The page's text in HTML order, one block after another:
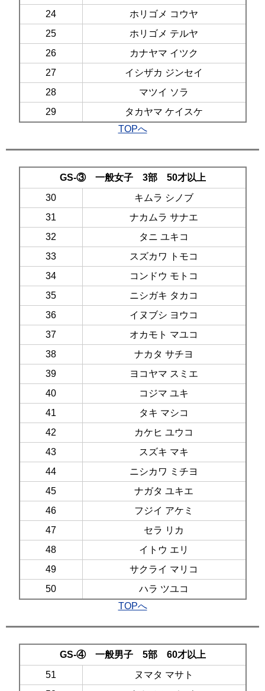
24
ホリゴメ コウヤ
25
ホリゴメ テルヤ
26
カナヤマ イツク
27
イシザカ ジンセイ
28
マツイ ソラ
29
タカヤマ ケイスケ
TOPへ
GS-③ 一般女子 3部 50才以上
30
キムラ シノブ
31
ナカムラ サナエ
32
タニ ユキコ
33
スズカワ トモコ
34
コンドウ モトコ
35
ニシガキ タカコ
36
イヌブシ ヨウコ
37
オカモト マユコ
38
ナカタ サチヨ
39
ヨコヤマ スミエ
40
コジマ ユキ
41
タキ マシコ
42
カケヒ ユウコ
43
スズキ マキ
44
ニシカワ ミチヨ
45
ナガタ ユキエ
46
フジイ アケミ
47
セラ リカ
48
イトウ エリ
49
サクライ マリコ
50
ハラ ツユコ
TOPへ
GS-④ 一般男子 5部 60才以上
51
ヌマタ マサト